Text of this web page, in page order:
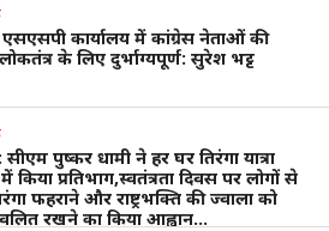
: एसएसपी कार्यालय में कांग्रेस नेताओं की
के लिए दुर्भाग्यपूर्ण: सुरेश भट्ट
सीएम पुष्कर धामी ने हर घर तिरंगा यात्रा
में किया प्रतिभाग,स्वतंत्रता दिवस पर लोगों से
फहराने और राष्ट्रभक्ति की ज्वाला को
रखने का किया आह्वान…